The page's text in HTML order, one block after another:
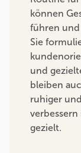
können
führen
Sie
und
bleiben
ruhiger
verbessern
gezielt.